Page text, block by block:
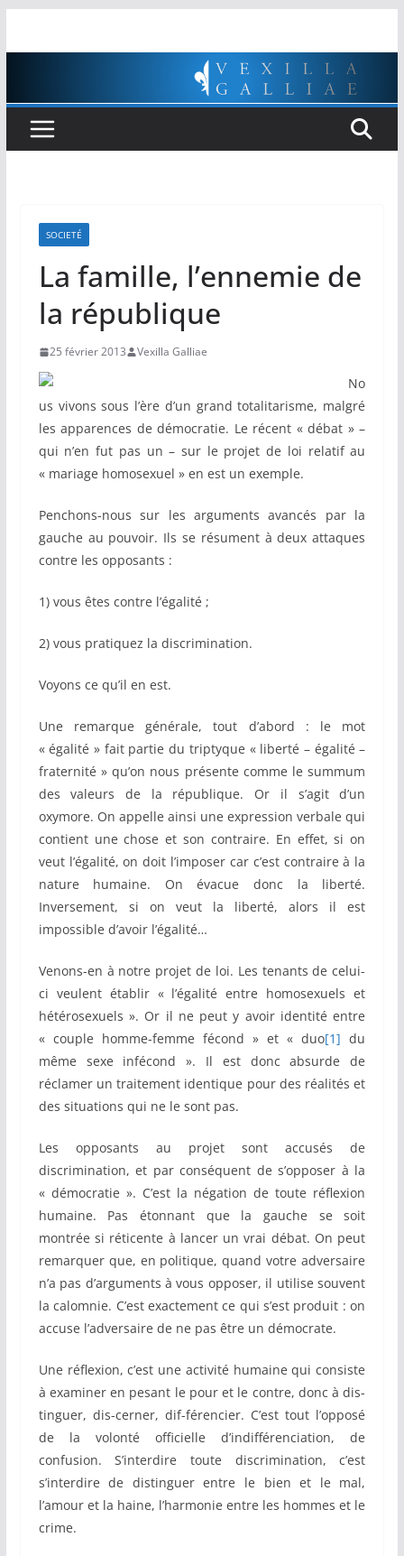
SOCIETÉ
La famille, l’ennemie de
la république
25 février 2013 Vexilla Galliae
No
us vivons sous l’ère d’un grand totalitarisme, malgré
les apparences de démocratie. Le récent « débat » –
qui n’en fut pas un – sur le projet de loi relatif au
« mariage homosexuel » en est un exemple.
Penchons-nous sur les arguments avancés par la
gauche au pouvoir. Ils se résument à deux attaques
contre les opposants :
1) vous êtes contre l’égalité ;
2) vous pratiquez la discrimination.
Voyons ce qu’il en est.
Une remarque générale, tout d’abord : le mot
« égalité » fait partie du triptyque « liberté – égalité –
fraternité » qu’on nous présente comme le summum
des valeurs de la république. Or il s’agit d’un
oxymore. On appelle ainsi une expression verbale qui
contient une chose et son contraire. En effet, si on
veut l’égalité, on doit l’imposer car c’est contraire à la
nature humaine. On évacue donc la liberté.
Inversement, si on veut la liberté, alors il est
impossible d’avoir l’égalité…
Venons-en à notre projet de loi. Les tenants de celui-
ci veulent établir « l’égalité entre homosexuels et
hétérosexuels ». Or il ne peut y avoir identité entre
« couple homme-femme fécond » et « duo[1] du
même sexe infécond ». Il est donc absurde de
réclamer un traitement identique pour des réalités et
des situations qui ne le sont pas.
Les opposants au projet sont accusés de
discrimination, et par conséquent de s’opposer à la
« démocratie ». C’est la négation de toute réflexion
humaine. Pas étonnant que la gauche se soit
montrée si réticente à lancer un vrai débat. On peut
remarquer que, en politique, quand votre adversaire
n’a pas d’arguments à vous opposer, il utilise souvent
la calomnie. C’est exactement ce qui s’est produit : on
accuse l’adversaire de ne pas être un démocrate.
Une réflexion, c’est une activité humaine qui consiste
à examiner en pesant le pour et le contre, donc à dis-
tinguer, dis-cerner, dif-férencier. C’est tout l’opposé
de la volonté officielle d’indifférenciation, de
confusion. S’interdire toute discrimination, c’est
s’interdire de distinguer entre le bien et le mal,
l’amour et la haine, l’harmonie entre les hommes et le
crime.